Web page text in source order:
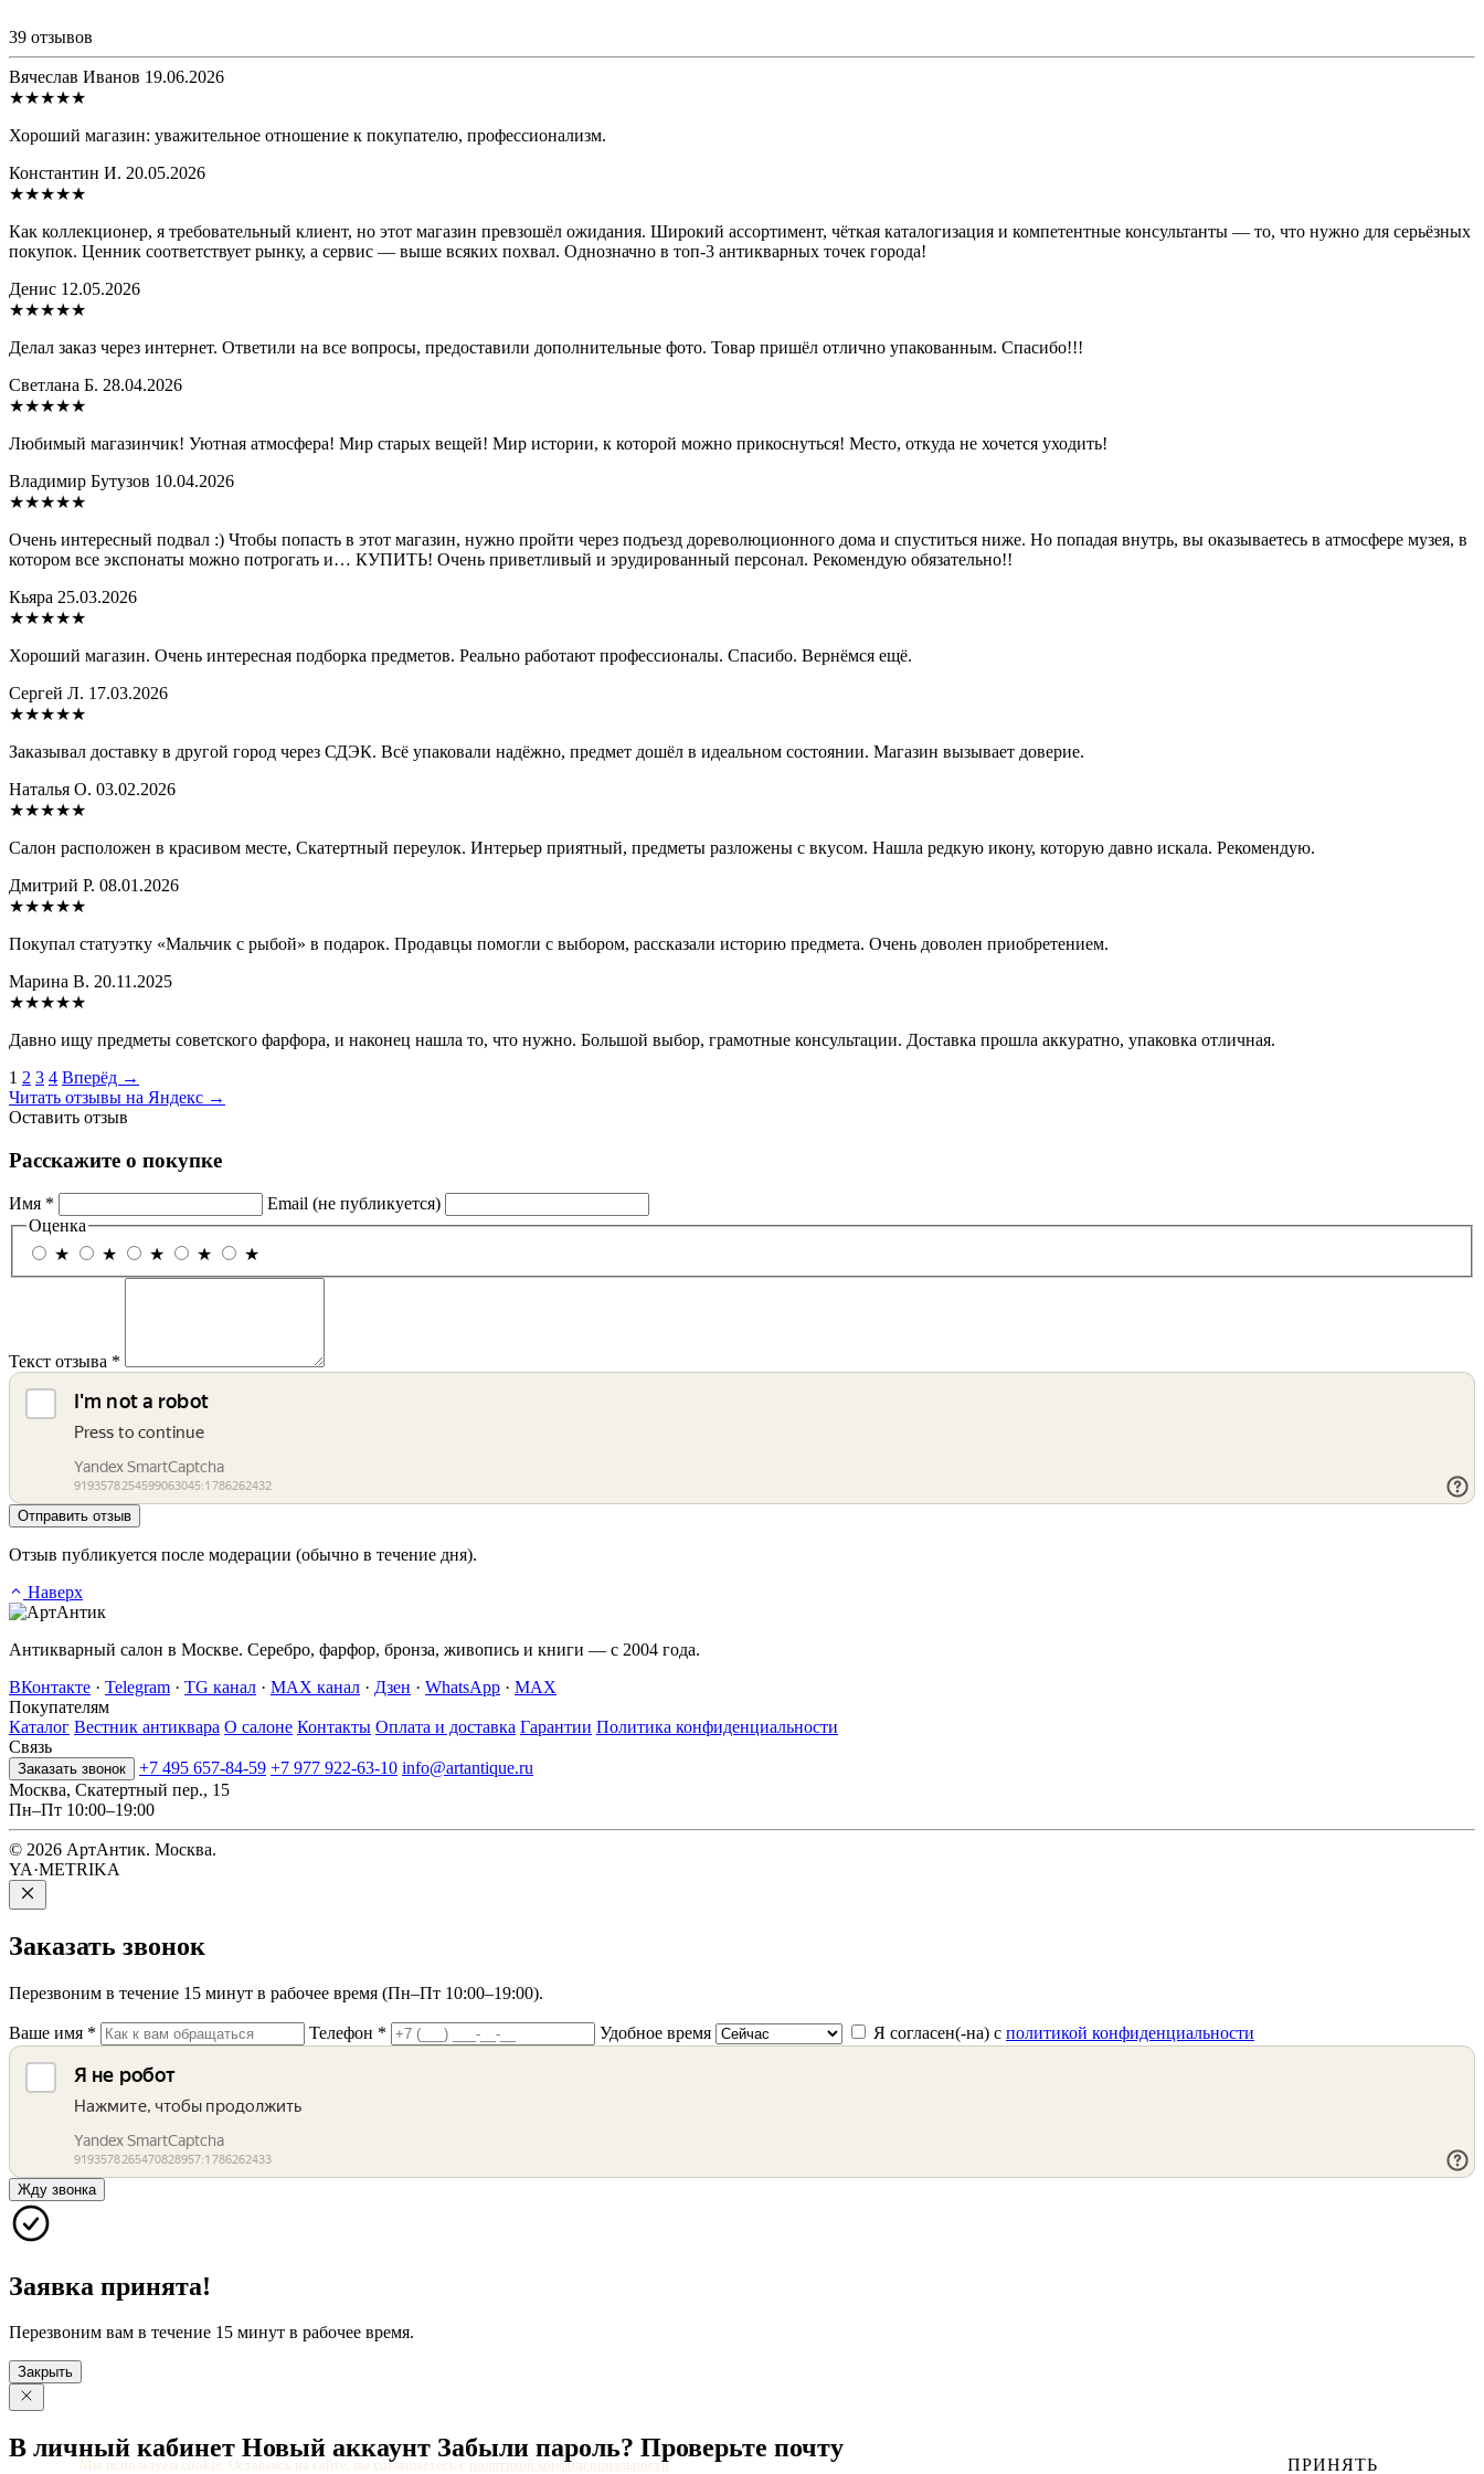
39 отзывов
Вячеслав Иванов 19.06.2026
★★★★★
Хороший магазин: уважительное отношение к покупателю, профессионализм.
Константин И. 20.05.2026
★★★★★
Как коллекционер, я требовательный клиент, но этот магазин превзошёл ожидания. Широкий ассортимент, чёткая каталогизация и компетентные консультанты — то, что нужно для серьёзных
покупок. Ценник соответствует рынку, а сервис — выше всяких похвал. Однозначно в топ-3 антикварных точек города!
Денис 12.05.2026
★★★★★
Делал заказ через интернет. Ответили на все вопросы, предоставили дополнительные фото. Товар пришёл отлично упакованным. Спасибо!!!
Светлана Б. 28.04.2026
★★★★★
Любимый магазинчик! Уютная атмосфера! Мир старых вещей! Мир истории, к которой можно прикоснуться! Место, откуда не хочется уходить!
Владимир Бутузов 10.04.2026
★★★★★
Очень интересный подвал :) Чтобы попасть в этот магазин, нужно пройти через подъезд дореволюционного дома и спуститься ниже. Но попадая внутрь, вы оказываетесь в атмосфере музея, в
котором все экспонаты можно потрогать и… КУПИТЬ! Очень приветливый и эрудированный персонал. Рекомендую обязательно!!
Кьяра 25.03.2026
★★★★★
Хороший магазин. Очень интересная подборка предметов. Реально работают профессионалы. Спасибо. Вернёмся ещё.
Сергей Л. 17.03.2026
★★★★★
Заказывал доставку в другой город через СДЭК. Всё упаковали надёжно, предмет дошёл в идеальном состоянии. Магазин вызывает доверие.
Наталья О. 03.02.2026
★★★★★
Салон расположен в красивом месте, Скатертный переулок. Интерьер приятный, предметы разложены с вкусом. Нашла редкую икону, которую давно искала. Рекомендую.
Дмитрий Р. 08.01.2026
★★★★★
Покупал статуэтку «Мальчик с рыбой» в подарок. Продавцы помогли с выбором, рассказали историю предмета. Очень доволен приобретением.
Марина В. 20.11.2025
★★★★★
Давно ищу предметы советского фарфора, и наконец нашла то, что нужно. Большой выбор, грамотные консультации. Доставка прошла аккуратно, упаковка отличная.
1 2 3 4 Вперёд →
Читать отзывы на Яндекс →
Оставить отзыв
Расскажите о покупке
Имя *
Email (не публикуется)
Оценка
★
★ ★ ★ ★
Текст отзыва *
Отправить отзыв
Отзыв публикуется после модерации (обычно в течение дня).
Наверх
Антикварный салон в Москве. Серебро, фарфор, бронза, живопись и книги — с 2004 года.
ВКонтакте · Telegram · TG канал · MAX канал · Дзен · WhatsApp · MAX
Покупателям
Каталог Вестник антиквара О салоне Контакты Оплата и доставка Гарантии Политика конфиденциальности
Связь
Заказать звонок +7 495 657-84-59 +7 977 922-63-10 info@artantique.ru
Москва, Скатертный пер., 15
Пн–Пт 10:00–19:00
© 2026 АртАнтик. Москва.
YA·METRIKA
Заказать звонок
Перезвоним в течение 15 минут в рабочее время (Пн–Пт 10:00–19:00).
Ваше имя * Телефон * Удобное время Я согласен(-на) с политикой конфиденциальности
Жду звонка
Заявка принята!
Перезвоним вам в течение 15 минут в рабочее время.
Закрыть
Мы используем cookie. Оставаясь на сайте, вы соглашаетесь с политикой конфиденциальности. ПРИНЯТЬ
В личный кабинет Новый аккаунт Забыли пароль? Проверьте почту